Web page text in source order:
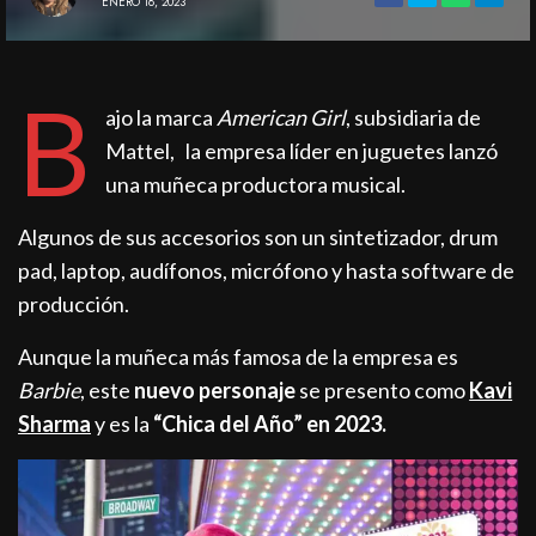
B ajo la marca American Girl, subsidiaria de
Mattel, la empresa líder en juguetes lanzó
una muñeca productora musical.
Algunos de sus accesorios son un sintetizador, drum
pad, laptop, audífonos, micrófono y hasta software de
producción.
Aunque la muñeca más famosa de la empresa es
Barbie, este nuevo personajese presento comoKavi
Sharmay es la “Chica del Año” en 2023.